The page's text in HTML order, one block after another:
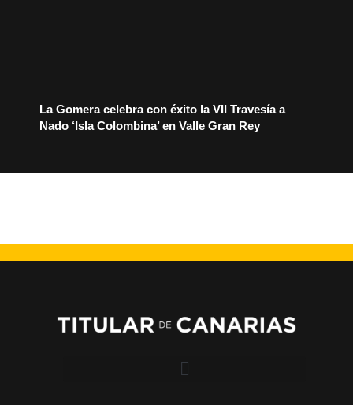
La Gomera celebra con éxito la VII Travesía a
Nado ‘Isla Colombina’ en Valle Gran Rey